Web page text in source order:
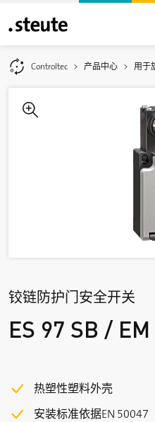
Controltec 产品中心 用于
铰链防护门安全开关
ES 97 SB /
热塑性塑料外壳
安装标准依据EN 50047